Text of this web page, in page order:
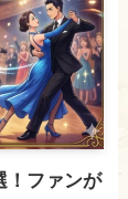
！ファンが